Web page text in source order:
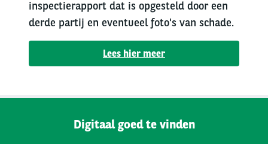
inspectierapport dat is opgesteld door een
derde partij en eventueel foto's van schade.
Lees hier meer
Digitaal goed te vinden